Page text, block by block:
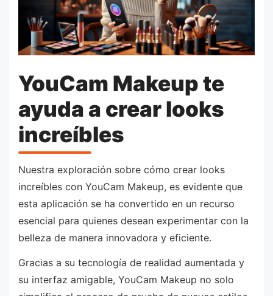
YouCam Makeup te
ayuda a crear looks
increíbles
Nuestra exploración sobre cómo crear looks
increíbles con YouCam Makeup, es evidente que
esta aplicación se ha convertido en un recurso
esencial para quienes desean experimentar con la
belleza de manera innovadora y eficiente.
Gracias a su tecnología de realidad aumentada y
su interfaz amigable, YouCam Makeup no solo